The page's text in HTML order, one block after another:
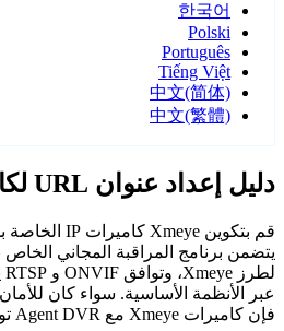
한국어
Polski
Português
Tiếng Việt
中文(简体)
中文(繁體)
دليل إعداد عنوان URL لكاميرا IP Xmeye
يتضمن برنامج المراقبة المجاني
عبر الأنظمة الأساسية. سواء كان
فإن كاميرات Xmeye مع Agent DVR توفر مراقبة موثوقة وآمنة.